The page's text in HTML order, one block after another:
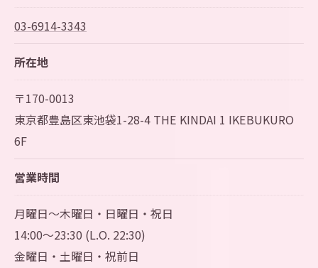
03-6914-3343
所在地
〒170-0013
東京都豊島区東池袋1-28-4 THE KINDAI 1 IKEBUKURO
6F
営業時間
月曜日～木曜日・日曜日・祝日
14:00～23:30 (L.O. 22:30)
金曜日・土曜日・祝前日